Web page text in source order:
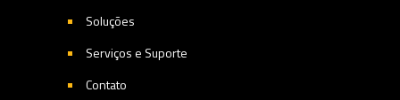
Soluções
Serviços e Suporte
Contato